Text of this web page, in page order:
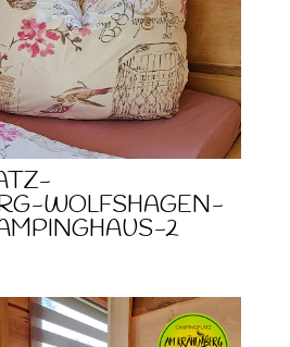
WOLFSHAGEN-
2